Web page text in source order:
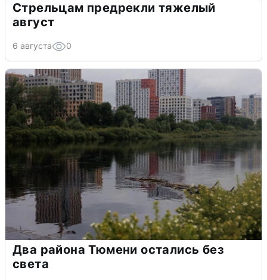
Стрельцам предрекли тяжелый
август
6 августа 0
Два района Тюмени остались без
света